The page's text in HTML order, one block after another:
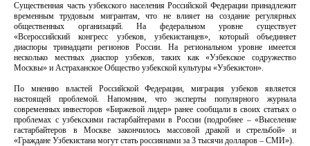
Существенная часть узбекского населения Российской Федерации принадлежит
временным трудовым мигрантам, что не влияет на создание регулярных
общественных организаций. На федеральном уровне существует
«Всероссийский конгресс узбеков, узбекистанцев», который объединяет
диаспоры тринадцати регионов России. На региональном уровне имеется
несколько местных диаспор узбеков, таких как «Узбекское содружество
Москвы» и Астраханское Общество узбекской культуры «Узбекистон».
По мнению властей Российской Федерации, миграция узбеков является
настоящей проблемой. Напомним, что эксперты популярного журнала
современных инвесторов «Биржевой лидер» ранее сообщали в своих статьях о
проблемах с узбекскими гастарбайтерами в России (подробнее – «Выселение
гастарбайтеров в Москве закончилось массовой дракой и стрельбой» и
«Граждане Узбекистана могут стать россиянами за 3 тысячи долларов – СМИ»).